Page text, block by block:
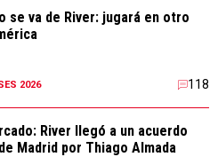
se va de River: jugará en otro
2026 118
River llegó a un acuerdo
Madrid por Thiago Almada